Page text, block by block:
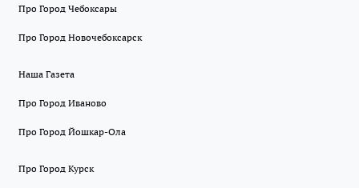
Про Город Чебоксары
Про Город Новочебоксарск
Наша Газета
Про Город Иваново
Про Город Йошкар-Ола
Про Город Курск